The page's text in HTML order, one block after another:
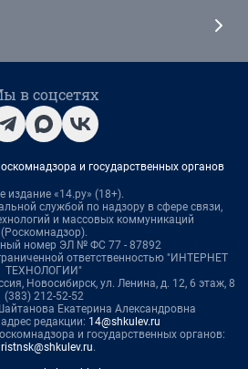
в соцсетях
и государственных органов
издание «14.ру» (18+).
службой по надзору в сфере связи,
и массовых коммуникаций
(Роскомнадзор).
номер ЭЛ № ФС 77 - 87892
ответственностью "ИНТЕРНЕТ
ТЕХНОЛОГИИ"
Новосибирск, ул. Ленина, д. 12, 6 этаж, 8
(383) 212-52-52
Екатерина Александровна
редакции: 14@shkulev.ru
и государственных органов:
.